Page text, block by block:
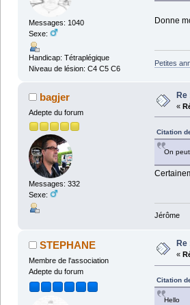
Messages: 1040
Sexe:
Handicap: Tétraplégique
Niveau de lésion: C4 C5 C6
Donne
Petites
bagjer
Adepte du forum
Messages: 332
Sexe:
Re
«
Citation
On
Jérôme
STEPHANE
Membre de l'association
Adepte du forum
«
Citation
Hello